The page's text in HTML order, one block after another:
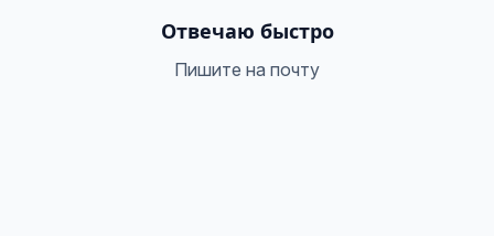
Отвечаю быстро
Пишите на почту